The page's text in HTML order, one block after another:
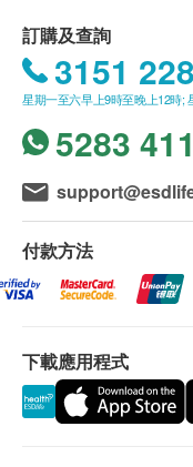
緩解長期久坐致
緩解運動過後
狀態
緩解肌肉緊繃
勞動者, 家務女
肌肉酸痛
訂購及查詢
3151
星期一至六早上9時至晚上12時;
5283
付款方法
下載應用程式